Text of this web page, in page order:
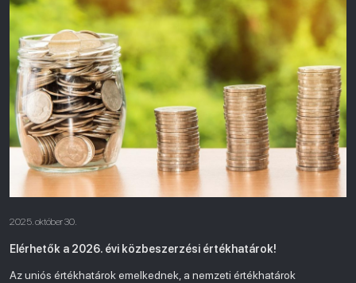
2025. október 30.
Elérhetők a 2026. évi közbeszerzési értékhatárok!
Az uniós értékhatárok emelkednek, a nemzeti értékhatárok